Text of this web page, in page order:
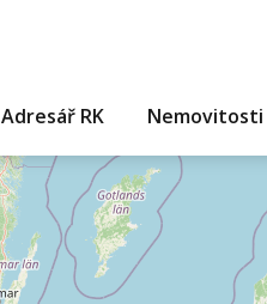
Adresář RK Nemovitosti